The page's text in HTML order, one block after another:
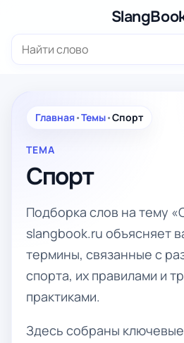
содержимому
Поиск:
Главная•Темы•Спорт
ТЕМА
Спорт
Подборка слов на тему
slangbook.ru объясняет
термины, связанные с
спорта, их правилами и
практиками.
Здесь собраны